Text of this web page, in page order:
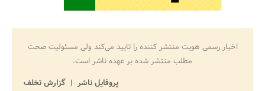
اخبار رسمی هویت منتشر کننده را تایید می‌کند ولی مسئولیت صحت
مطلب منتشر شده بر عهده ناشر است.
پروفایل ناشر
گزارش تخلف